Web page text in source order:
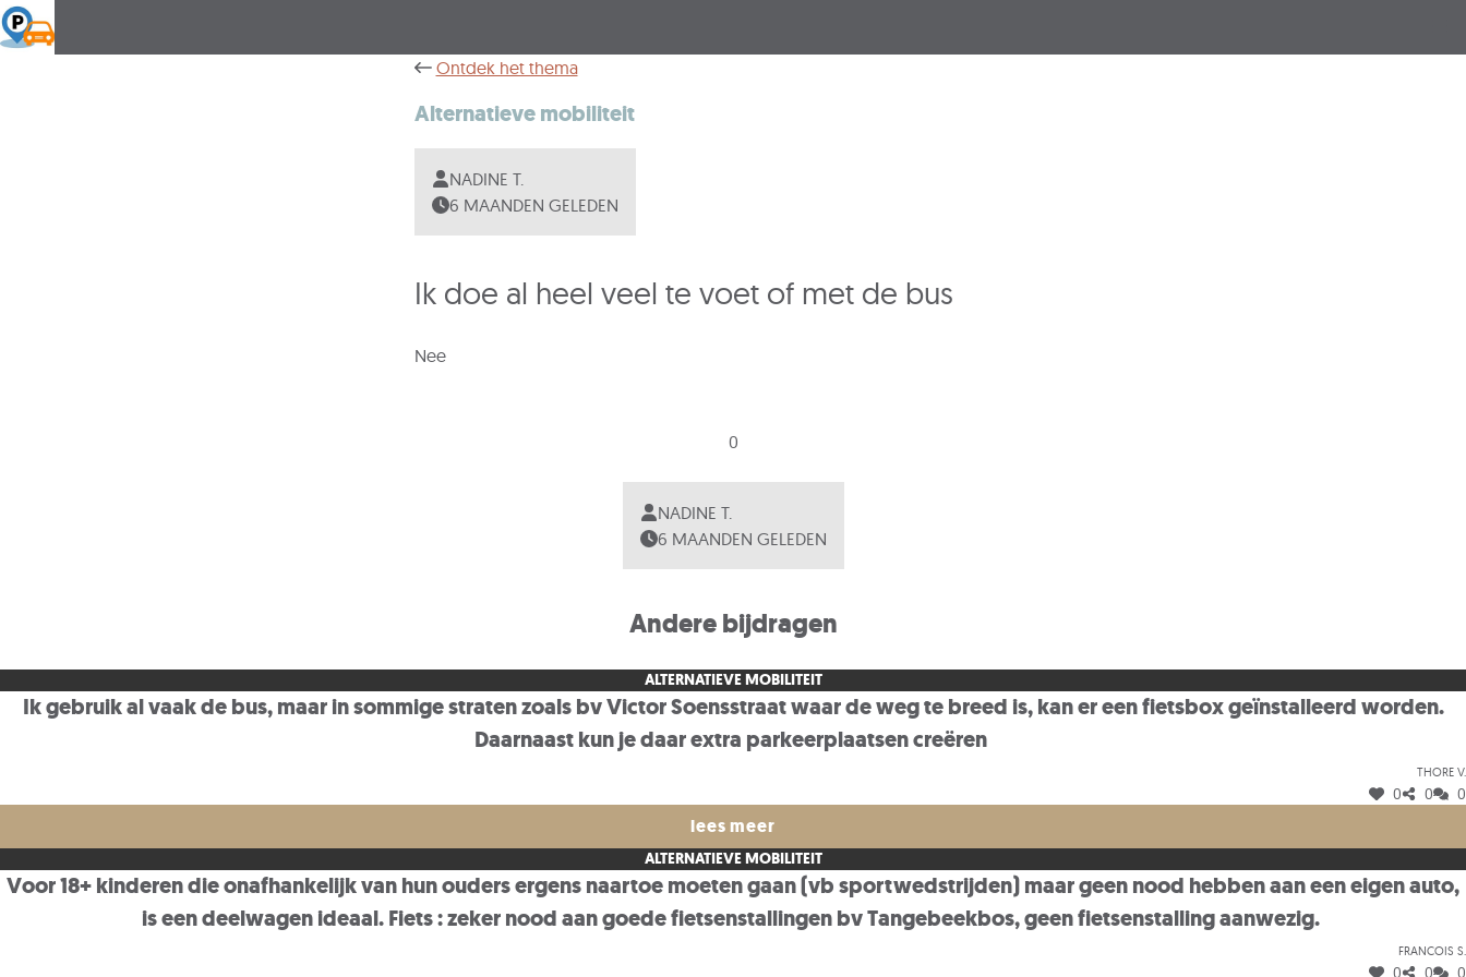
Ontdek het thema
Alternatieve mobiliteit
NADINE T.
6 MAANDEN GELEDEN
Ik doe al heel veel te voet of met de bus
Nee
0
NADINE T.
6 MAANDEN GELEDEN
Andere bijdragen
ALTERNATIEVE MOBILITEIT
Ik gebruik al vaak de bus, maar in sommige straten zoals bv Victor Soensstraat waar de weg te breed is, kan er een fietsbox geïnstalleerd worden.
Daarnaast kun je daar extra parkeerplaatsen creëren
Thore V.
0 0 0
lees meer
ALTERNATIEVE MOBILITEIT
Voor 18+ kinderen die onafhankelijk van hun ouders ergens naartoe moeten gaan (vb sportwedstrijden) maar geen nood hebben aan een eigen auto,
is een deelwagen ideaal. Fiets : zeker nood aan goede fietsenstallingen bv Tangebeekbos, geen fietsenstalling aanwezig.
Francois S.
0 0 0